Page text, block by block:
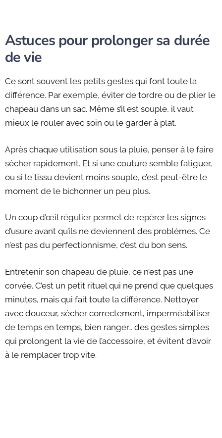
Astuces pour prolonger sa durée
de vie
Ce sont souvent les petits gestes qui font toute la
différence. Par exemple, éviter de tordre ou de plier le
chapeau dans un sac. Même s’il est souple, il vaut
mieux le rouler avec soin ou le garder à plat.
Après chaque utilisation sous la pluie, penser à le faire
sécher rapidement. Et si une couture semble fatiguer,
ou si le tissu devient moins souple, c’est peut-être le
moment de le bichonner un peu plus.
Un coup d’œil régulier permet de repérer les signes
d’usure avant qu’ils ne deviennent des problèmes. Ce
n’est pas du perfectionnisme, c’est du bon sens.
Entretenir son chapeau de pluie, ce n’est pas une
corvée. C’est un petit rituel qui ne prend que quelques
minutes, mais qui fait toute la différence. Nettoyer
avec douceur, sécher correctement, imperméabiliser
de temps en temps, bien ranger… des gestes simples
qui prolongent la vie de l’accessoire, et évitent d’avoir
à le remplacer trop vite.